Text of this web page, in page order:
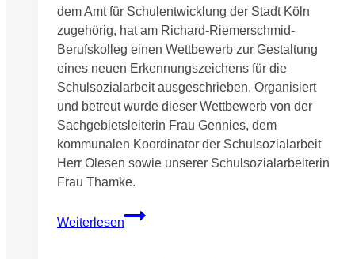
dem Amt für Schulentwicklung der Stadt Köln
zugehörig, hat am Richard-Riemerschmid-
Berufskolleg einen Wettbewerb zur Gestaltung
eines neuen Erkennungszeichens für die
Schulsozialarbeit ausgeschrieben. Organisiert
und betreut wurde dieser Wettbewerb von der
Sachgebietsleiterin Frau Gennies, dem
kommunalen Koordinator der Schulsozialarbeit
Herr Olesen sowie unserer Schulsozialarbeiterin
Frau Thamke.
Weiterlesen
Preisverleihung
am